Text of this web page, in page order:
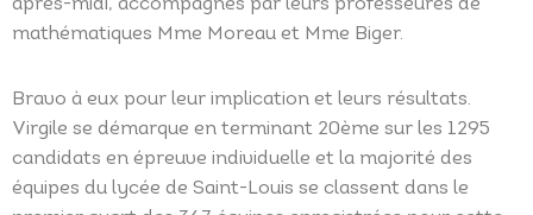
après-midi, accompagnés par leurs professeures de
mathématiques Mme Moreau et Mme Biger.
Bravo à eux pour leur implication et leurs résultats.
Virgile se démarque en terminant 20ème sur les 1295
candidats en épreuve individuelle et la majorité des
équipes du lycée de Saint-Louis se classent dans le